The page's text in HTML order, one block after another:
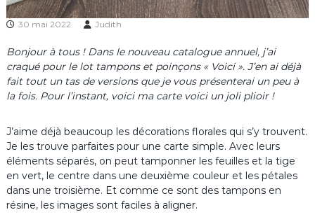
30 mai 2022 Judith
Bonjour à tous ! Dans le nouveau catalogue annuel, j’ai
craqué pour le lot tampons et poinçons « Voici ». J’en ai déjà
fait tout un tas de versions que je vous présenterai un peu à
la fois. Pour l’instant, voici ma carte voici un joli plioir !
J’aime déjà beaucoup les décorations florales qui s’y trouvent.
Je les trouve parfaites pour une carte simple. Avec leurs
éléments séparés, on peut tamponner les feuilles et la tige
en vert, le centre dans une deuxième couleur et les pétales
dans une troisième. Et comme ce sont des tampons en
résine, les images sont faciles à aligner.